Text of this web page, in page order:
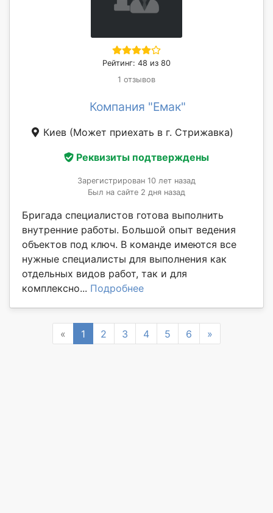
Рейтинг: 48 из 80
1 отзывов
Компания "Емак"
Киев (Может приехать в г. Стрижавка)
Реквизиты подтверждены
Зарегистрирован 10 лет назад
Был на сайте 2 дня назад
Бригада специалистов готова выполнить
внутренние работы. Большой опыт ведения
объектов под ключ. В команде имеются все
нужные специалисты для выполнения как
отдельных видов работ, так и для
комплексно... Подробнее
« Previous
1 2 3 4 5 6 »